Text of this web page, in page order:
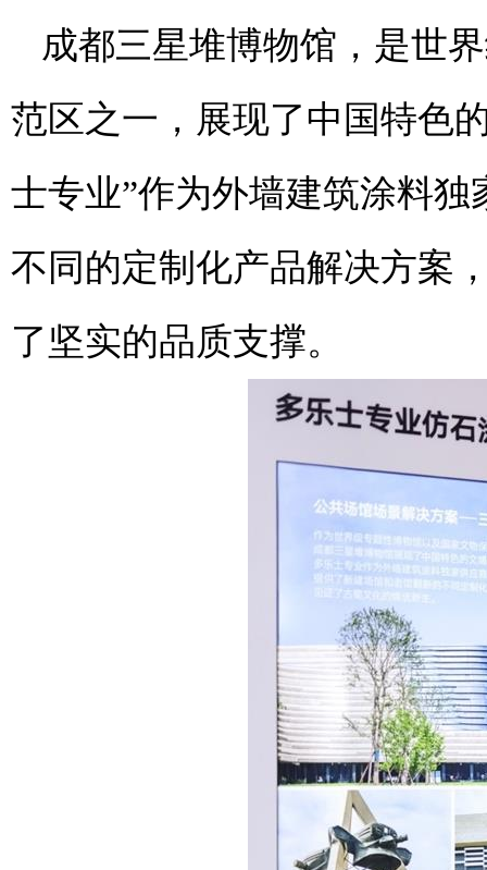
成都三星堆博物馆，是世
范区之一，展现了中国特色
士专业”作为外墙建筑涂料
不同的定制化产品解决方案
了坚实的品质支撑。